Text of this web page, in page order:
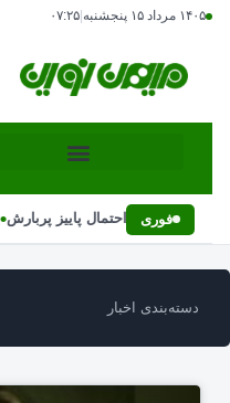
۱۴۰۵ مرداد ۱۵ پنجشنبه ۰۷:۲۵
فوری
بارش‌ها و احتمال پاییز پربارش•
دسته‌بندی اخبار